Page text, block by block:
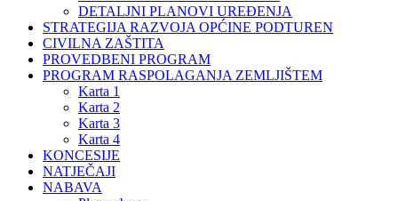
DETALJNI PLANOVI UREĐENJA
STRATEGIJA RAZVOJA OPĆINE PODTUREN
CIVILNA ZAŠTITA
PROVEDBENI PROGRAM
PROGRAM RASPOLAGANJA ZEMLJIŠTEM
Karta 1
Karta 2
Karta 3
Karta 4
KONCESIJE
NATJEČAJI
NABAVA